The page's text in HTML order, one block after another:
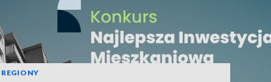
REGIONY